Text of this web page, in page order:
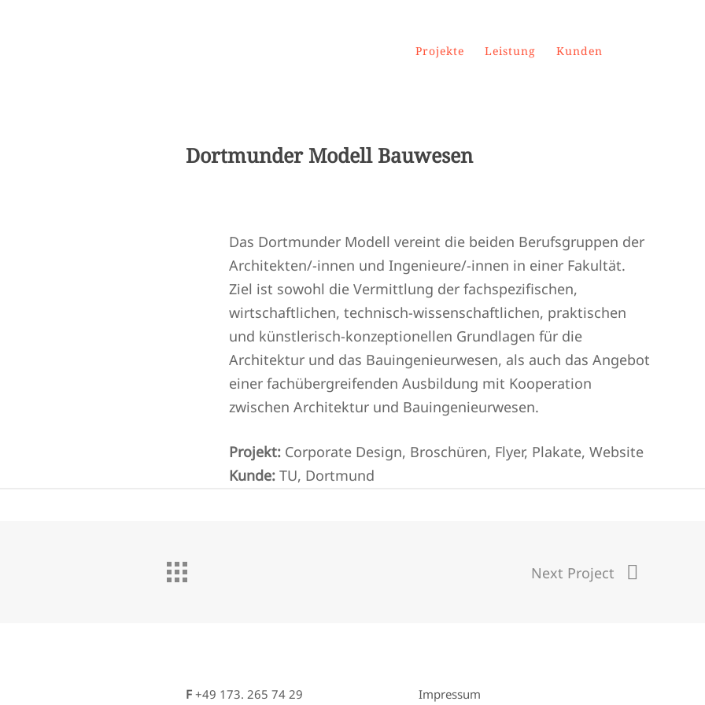
Projekte Leistung Kunden
Dortmunder Modell Bauwesen
Das Dortmunder Modell vereint die beiden Berufsgruppen der
Architekten/-innen und Ingenieure/-innen in einer Fakultät.
Ziel ist sowohl die Vermittlung der fachspezifischen,
wirtschaftlichen, technisch-wissenschaftlichen, praktischen
und künstlerisch-konzeptionellen Grundlagen für die
Architektur und das Bauingenieurwesen, als auch das Angebot
einer fachübergreifenden Ausbildung mit Kooperation
zwischen Architektur und Bauingenieurwesen.
Projekt: Corporate Design, Broschüren, Flyer, Plakate, Website
Kunde: TU, Dortmund
Next Project
F+49 173. 265 74 29 Impressum